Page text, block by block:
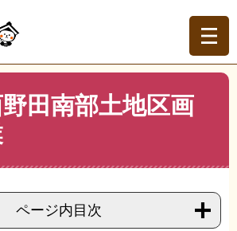
でさがす > 都市計画課 > 大平町西野
事業
田南部土地区画
ページ内目次